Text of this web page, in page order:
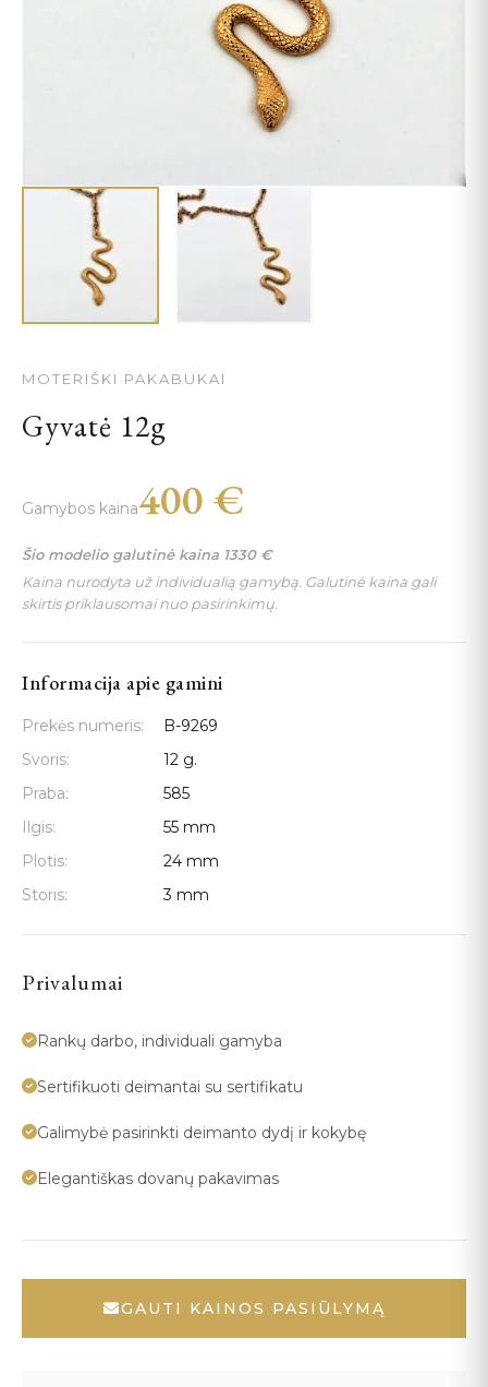
MOTERIŠKI PAKABUKAI
Gyvatė 12g
Gamybos kaina400 €
Šio modelio galutinė kaina 1330 €
Kaina nurodyta už individualią gamybą. Galutinė kaina gali
skirtis priklausomai nuo pasirinkimų.
Informacija apie gamini
Prekės numeris:
B-9269
Svoris:
12 g.
Praba:
585
Ilgis:
55 mm
Plotis:
24 mm
Storis:
3 mm
Privalumai
Rankų darbo, individuali gamyba
Sertifikuoti deimantai su sertifikatu
Galimybė pasirinkti deimanto dydį ir kokybę
Elegantiškas dovanų pakavimas
GAUTI KAINOS PASIŪLYMĄ